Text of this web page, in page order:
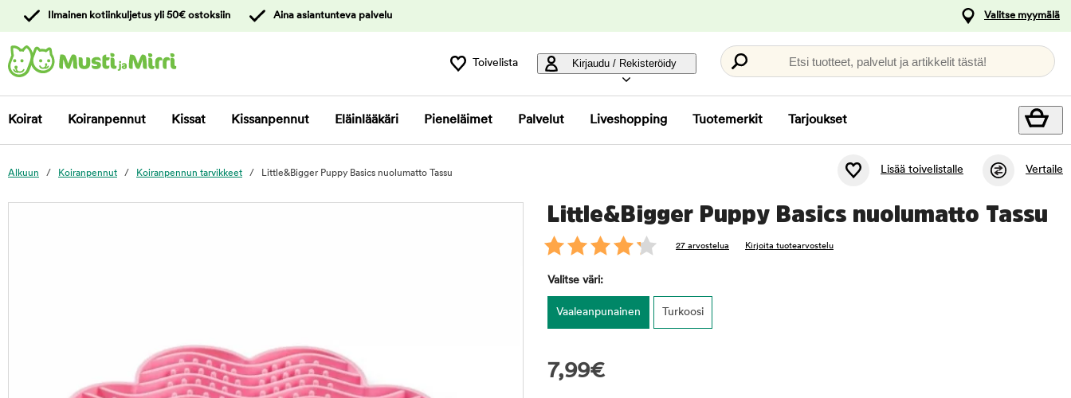
asiakaspalveluun
Ilmainen kotiinkuljetus yli 50€ ostoksiin Aina asiantunteva palvelu Valitse myymälä
Toivelista Kirjaudu / Rekisteröidy Etsi tuotteet, palvelut ja artikkelit tästä!
Koirat Koiranpennut Kissat Kissanpennut Eläinlääkäri Pieneläimet Palvelut Liveshopping Tuotemerkit Tarjoukset
Alkuun Koiranpennut Koiranpennun tarvikkeet Little&Bigger Puppy Basics nuolumatto Tassu Lisää toivelistalle Vertaile
Little&Bigger Puppy Basics nuolumatto Tassu
27 arvostelua Kirjoita tuotearvostelu
Valitse väri:
Vaaleanpunainen Turkoosi
7,99€